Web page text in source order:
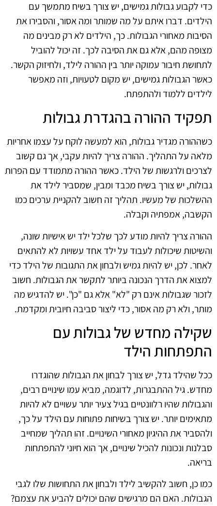
כדי לקבוע גבולות גמישים, יש צורך בשיח מתמשך עם
הילדים. דברו איתם על מה שמותר ומה אסור, והסבירו את
הסיבות מאחורי הגבולות. כך, הילדים לא רק מבינים מה
מצופה מהם, אלא גם את הסיבה לכך. זה יכול להוביל
לתחושת חיבור עמוקה יותר בין ההורה לילד, ולחיזוק הקשר.
כאשר הגבולות גמישים, יש מקום לטעויות, וזה מאפשר
לילדים ללמוד ולהתפתח.
תפקיד ההורה בהגדרת גבולות
כשההורה מגדיר גבולות, הוא למעשה לוקח על עצמו אחריות
מלאה על התהליך. ההורה צריך להיות עקבי, אך גם קשוב
לצרכים ולרגשות של הילד. כאשר ההורה מתמודד עם הפרות
גבולות, יש צורך בשיח מכבד ומבין, שמסביר לילד את
ההשלכות של מעשיו. תהליך זה חשוב להקניית ערכים כמו
הקשבה, אמפתיה וקבלה.
ההורה צריך להיות מודע לכך שלכל ילד יש אישיות שונה,
והשיטות שיכולות לעבוד על ילד אחד עשויות לא להתאים
לאחר. לכן, יש להיות גמיש ולבחון את התגובות של הילד כדי
למצוא את הדרך הנכונה ביותר לתקשר את הגבולות. חשוב
לזכור שגבולות אינם רק "לא" אלא גם "כן". יש להדגיש מה
מותר, ולא רק מה אסור, כדי ליצור סביבה חיובית ומקדמת.
שקילה מחדש של גבולות עם
התפתחות הילד
ככל שהילד גדל, יש צורך לבחון את הגבולות שהוגדרו
מחדש. גיל ההתבגרות, לדוגמה, מביא עמו שינויים רבים,
והגבולות שהיו רלוונטיים בגיל צעיר יותר עשויים לא להיות
מתאימים יותר. יש צורך בשיחות פתוחות עם הילד על כך,
ולהסביר את ההיגיון מאחורי השינויים. זהו תהליך שמחייב
סבלנות ונכונות להכיל שינויים, אך הוא חיוני להתפתחות
בריאה.
כמו כן, חשוב להקשיב לילד ולבחון את התחושות שלו לגבי
הגבולות. האם הם מרגישים שהם יכולים להביע את עצמם?